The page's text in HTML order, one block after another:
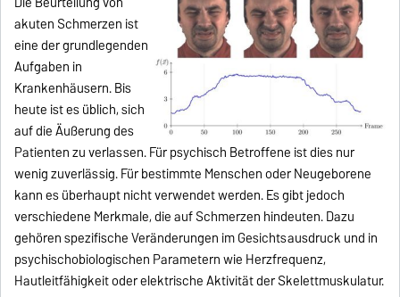
akuten Schmerzen ist
eine der grundlegenden
Aufgaben in
Krankenhäusern. Bis
heute ist es üblich, sich
auf die Äußerung des
Patienten zu verlassen. Für psychisch Betroffene ist dies nur
wenig zuverlässig. Für bestimmte Menschen oder Neugeborene
kann es überhaupt nicht verwendet werden. Es gibt jedoch
verschiedene Merkmale, die auf Schmerzen hindeuten. Dazu
gehören spezifische Veränderungen im Gesichtsausdruck und in
psychischobiologischen Parametern wie Herzfrequenz,
Hautleitfähigkeit oder elektrische Aktivität der Skelettmuskulatur.